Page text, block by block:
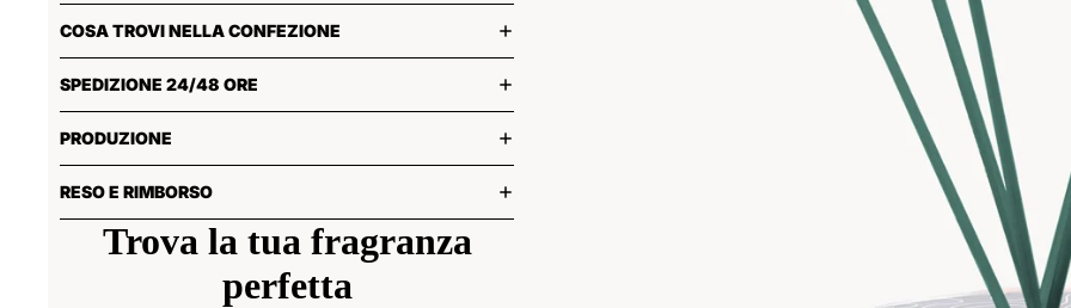
COSA TROVI NELLA CONFEZIONE
SPEDIZIONE 24/48 ORE
PRODUZIONE
RESO E RIMBORSO
Trova la tua fragranza
perfetta